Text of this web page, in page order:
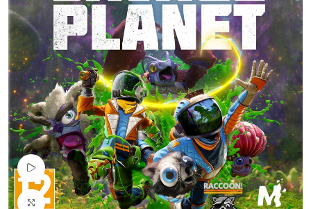
Pogledaj Video
Uvećaj sliku